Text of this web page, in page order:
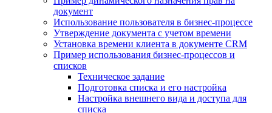
документ
Использование пользователя в бизнес-процессе
Утверждение документа с учетом времени
Установка времени клиента в документе CRM
Пример использования бизнес-процессов и
списков
Техническое задание
Подготовка списка и его настройка
Настройка внешнего вида и доступа для
списка